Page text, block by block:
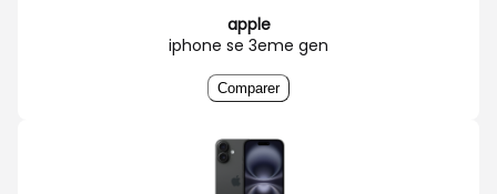
apple
iphone se 3eme gen
Comparer